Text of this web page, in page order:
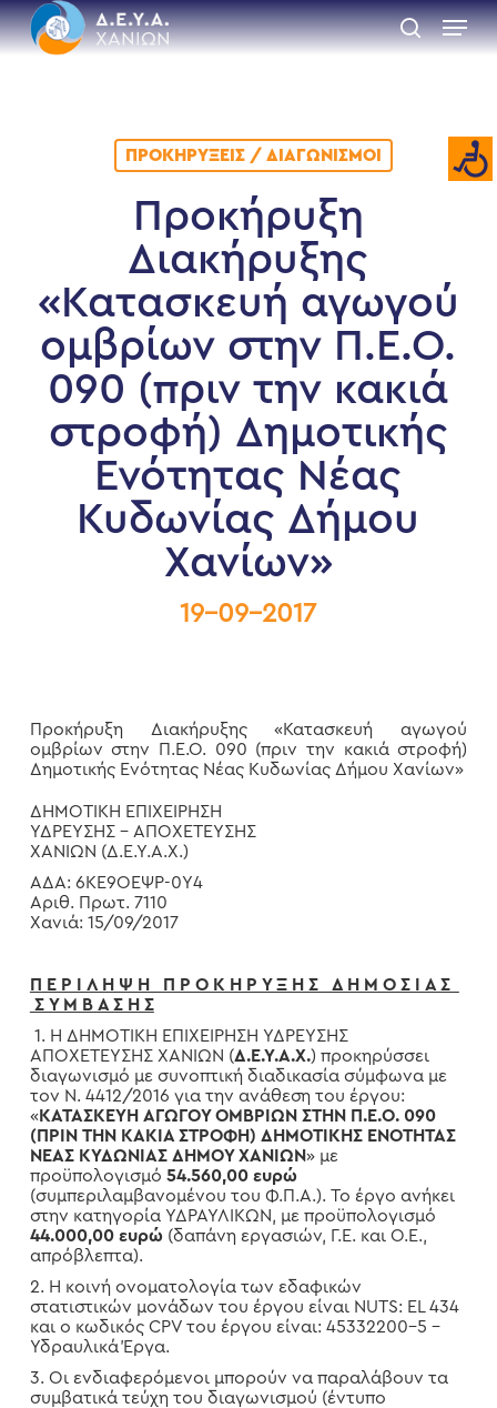
Skip
to
main
search
Menu
ΠΡΟΚΗΡΎΞΕΙΣ / ΔΙΑΓΩΝΙΣΜΟΊ
Προκήρυξη
Διακήρυξης
«Κατασκευή αγωγού
ομβρίων στην Π.Ε.Ο.
090 (πριν την κακιά
στροφή) Δημοτικής
Ενότητας Νέας
Κυδωνίας Δήμου
Χανίων»
19-09-2017
Προκήρυξη Διακήρυξης «Κατασκευή αγωγού
ομβρίων στην Π.Ε.Ο. 090 (πριν την κακιά στροφή)
Δημοτικής Ενότητας Νέας Κυδωνίας Δήμου Χανίων»
ΔΗΜΟΤΙΚΗ ΕΠΙΧΕΙΡΗΣΗ
ΥΔΡΕΥΣΗΣ – ΑΠΟΧΕΤΕΥΣΗΣ
ΧΑΝΙΩΝ (Δ.Ε.Υ.Α.Χ.)
ΑΔΑ: 6ΚΕ9ΟΕΨΡ-0Υ4
Αριθ. Πρωτ. 7110
Χανιά: 15/09/2017
Π Ε Ρ Ι Λ Η Ψ Η Π Ρ Ο Κ Η Ρ Υ Ξ Η Σ Δ Η Μ Ο Σ Ι Α Σ
Σ Υ Μ Β Α Σ Η Σ
1. Η ΔΗΜΟΤΙΚΗ ΕΠΙΧΕΙΡΗΣΗ ΥΔΡΕΥΣΗΣ
ΑΠΟΧΕΤΕΥΣΗΣ ΧΑΝΙΩΝ (Δ.Ε.Υ.Α.Χ.) προκηρύσσει
διαγωνισμό με συνοπτική διαδικασία σύμφωνα με
τον Ν. 4412/2016 για την ανάθεση του έργου:
«ΚΑΤΑΣΚΕΥΗ ΑΓΩΓΟΥ ΟΜΒΡΙΩΝ ΣΤΗΝ Π.Ε.Ο. 090
(ΠΡΙΝ ΤΗΝ ΚΑΚΙΑ ΣΤΡΟΦΗ) ΔΗΜΟΤΙΚΗΣ ΕΝΟΤΗΤΑΣ
ΝΕΑΣ ΚΥΔΩΝΙΑΣ ΔΗΜΟΥ ΧΑΝΙΩΝ» με
προϋπολογισμό 54.560,00 ευρώ
(συμπεριλαμβανομένου του Φ.Π.Α.). Το έργο ανήκει
στην κατηγορία ΥΔΡΑΥΛΙΚΩΝ, με προϋπολογισμό
44.000,00 ευρώ(δαπάνη εργασιών, Γ.Ε. και Ο.Ε.,
απρόβλεπτα).
2. Η κοινή ονοματολογία των εδαφικών
στατιστικών μονάδων του έργου είναι NUTS: ΕL
434
και ο κωδικός CPVτου έργου είναι: 45332200-5 –
Υδραυλικά Έργα.
3. Οι ενδιαφερόμενοι μπορούν να παραλάβουν τα
συμβατικά τεύχη του διαγωνισμού (έντυπο